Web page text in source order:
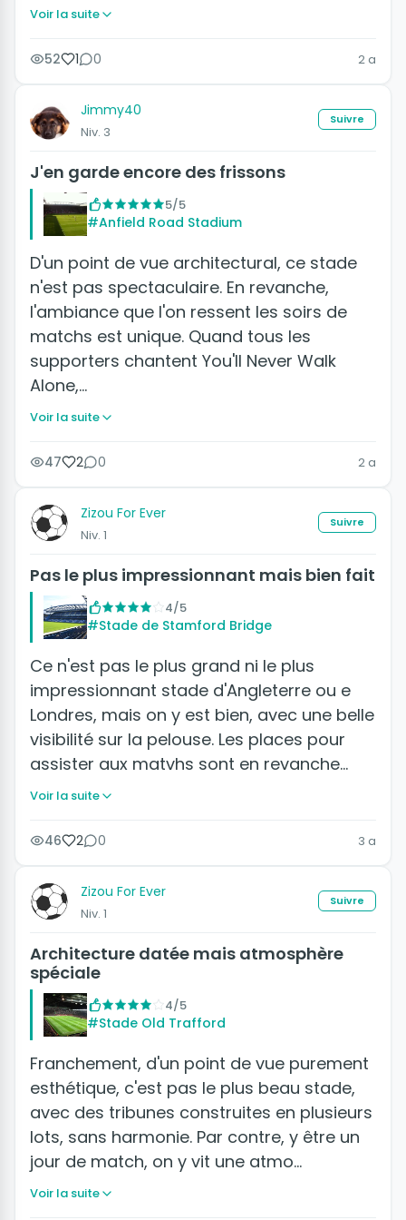
Voir la suite
52 1 0 2 a
Jimmy40
Niv. 3
Suivre
J'en garde encore des frissons
5/5
#Anfield Road Stadium
D'un point de vue architectural, ce stade
n'est pas spectaculaire. En revanche,
l'ambiance que l'on ressent les soirs de
matchs est unique. Quand tous les
supporters chantent You'll Never Walk
Alone,…
Voir la suite
47 2 0 2 a
Zizou For Ever
Niv. 1
Suivre
Pas le plus impressionnant mais bien fait
4/5
#Stade de Stamford Bridge
Ce n'est pas le plus grand ni le plus
impressionnant stade d'Angleterre ou e
Londres, mais on y est bien, avec une belle
visibilité sur la pelouse. Les places pour
assister aux matvhs sont en revanche…
Voir la suite
46 2 0 3 a
Zizou For Ever
Niv. 1
Suivre
Architecture datée mais atmosphère
spéciale
4/5
#Stade Old Trafford
Franchement, d'un point de vue purement
esthétique, c'est pas le plus beau stade,
avec des tribunes construites en plusieurs
lots, sans harmonie. Par contre, y être un
jour de match, on y vit une atmo…
Voir la suite